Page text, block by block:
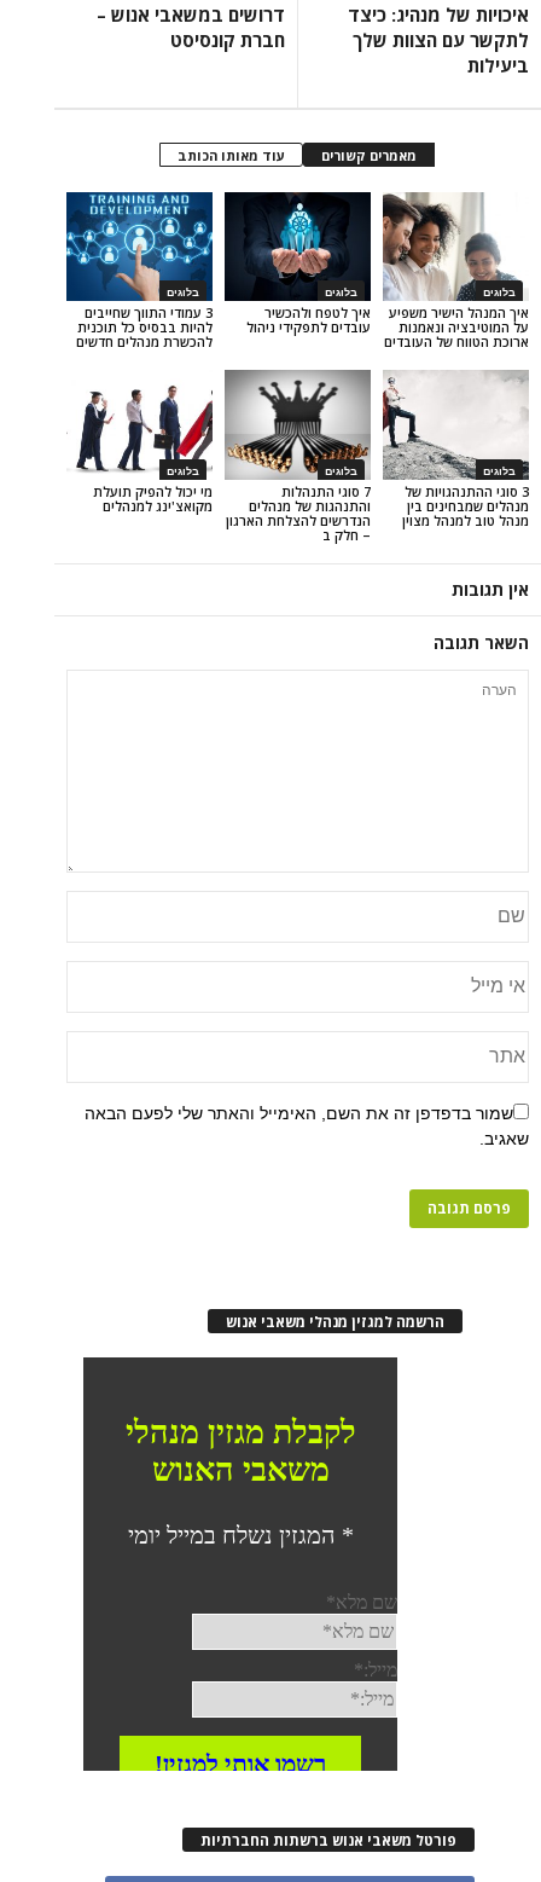
כיצד
שלך
דרושים במשאבי אנוש –
חברת קונסיסט
עוד מאותו הכותב
3 עמודי התווך שחייבים
להיות בבסיס כל תוכנית
להכשרת מנהלים חדשים
בלוגים
איך לטפח ולהכשיר
עובדים לתפקידי ניהול
משפיע
העובדים
בלוגים
מי יכול להפיק תועלת
מקואצ'ינג למנהלים
בלוגים
7 סוגי התנהלות
והתנהגות של מנהלים
הנדרשים להצלחת הארגון
של
בין
מצוין
זה את השם, האימייל והאתר שלי לפעם הבאה
הרשמה למגזין מנהלי משאבי אנוש
משאבי אנוש ברשתות החברתיות